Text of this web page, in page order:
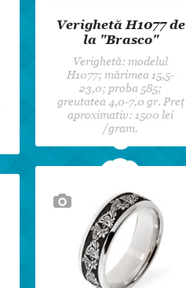
Verighetă H1077 de
la "Brasco"
Verighetă: modelul
H1077; mărimea 15,5-
23,0; proba 585;
greutatea 4,0-7,0 gr. Preț
aproximativ: 1500 lei
/gram.